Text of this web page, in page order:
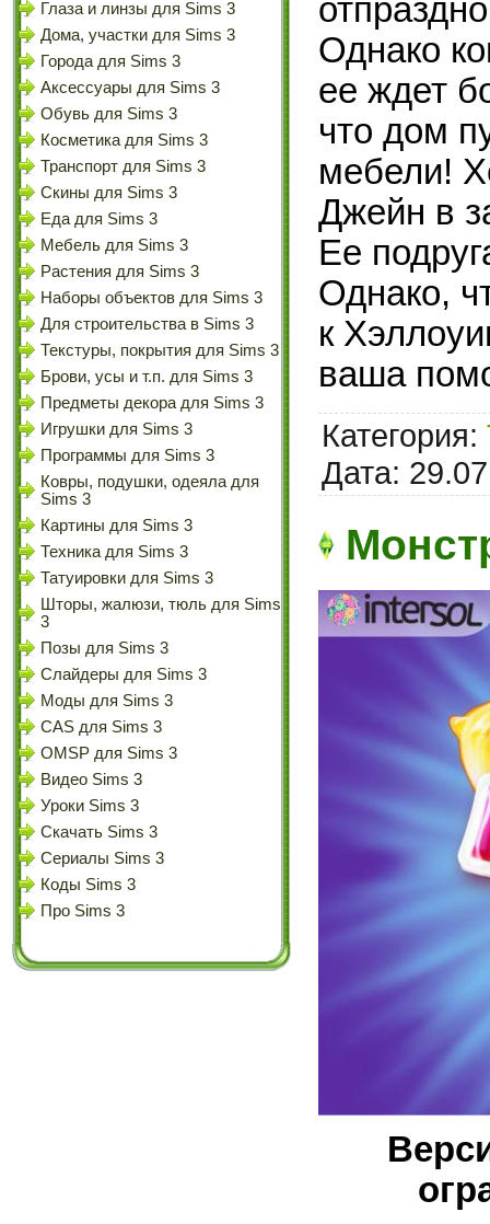
Глаза и линзы для Sims 3
Дома, участки для Sims 3
Города для Sims 3
Аксессуары для Sims 3
Обувь для Sims 3
Косметика для Sims 3
Транспорт для Sims 3
Скины для Sims 3
Еда для Sims 3
Мебель для Sims 3
Растения для Sims 3
Наборы объектов для Sims 3
Для строительства в Sims 3
Текстуры, покрытия для Sims 3
Брови, усы и т.п. для Sims 3
Предметы декора для Sims 3
Игрушки для Sims 3
Программы для Sims 3
Ковры, подушки, одеяла для
Sims 3
Картины для Sims 3
Техника для Sims 3
Татуировки для Sims 3
Шторы, жалюзи, тюль для Sims
3
Позы для Sims 3
Слайдеры для Sims 3
Моды для Sims 3
CAS для Sims 3
OMSP для Sims 3
Видео Sims 3
Уроки Sims 3
Скачать Sims 3
Сериалы Sims 3
Коды Sims 3
Про Sims 3
Однако
ее ждет
что дом
мебели!
Джейн в
Ее
Однако,
к
ваша
Категория:
Дата: